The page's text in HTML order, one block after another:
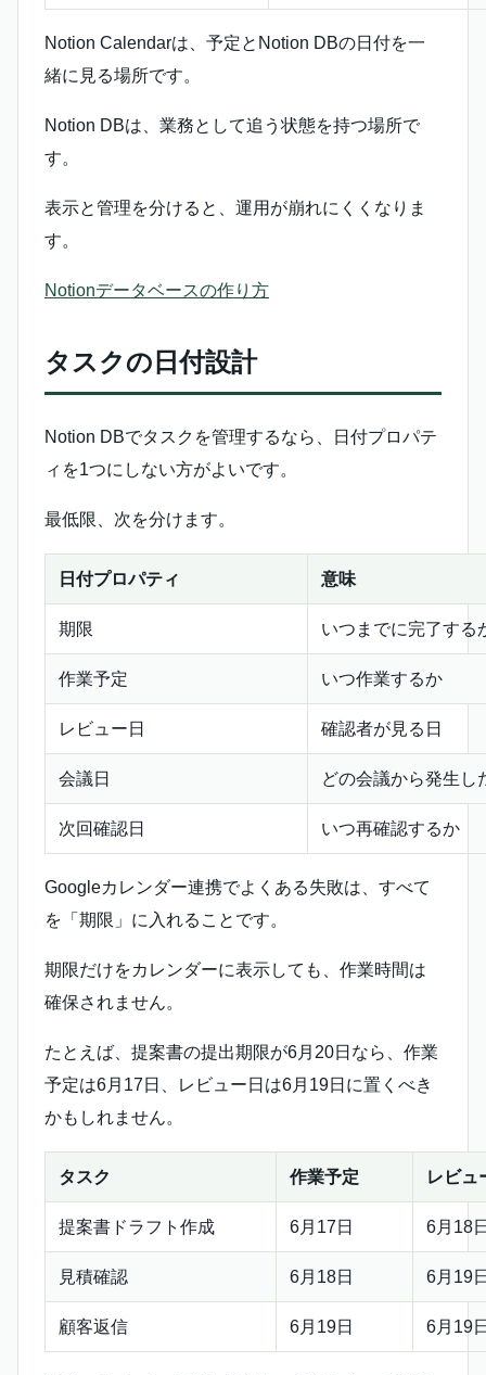
Notion Calendarは、予定とNotion DBの日付を一
緒に見る場所です。
Notion DBは、業務として追う状態を持つ場所で
す。
表示と管理を分けると、運用が崩れにくくなりま
す。
Notionデータベースの作り方
タスクの日付設計
Notion DBでタスクを管理するなら、日付プロパテ
ィを1つにしない方がよいです。
最低限、次を分けます。
日付プロパティ 意味
期限 いつまでに完了する
作業予定 いつ作業するか
レビュー日 確認者が見る日
会議日 どの会議から発生し
次回確認日 いつ再確認するか
Googleカレンダー連携でよくある失敗は、すべて
を「期限」に入れることです。
期限だけをカレンダーに表示しても、作業時間は
確保されません。
たとえば、提案書の提出期限が6月20日なら、作業
予定は6月17日、レビュー日は6月19日に置くべき
かもしれません。
タスク 作業予定 レビュ
提案書ドラフト作成 6月17日 6月18
見積確認 6月18日 6月19
顧客返信 6月19日 6月19